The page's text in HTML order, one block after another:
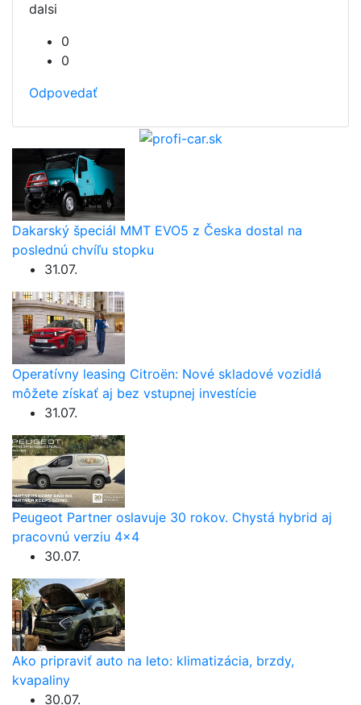
dalsi
0
0
Odpovedať
Dakarský špeciál MMT EVO5 z Česka dostal na
poslednú chvíľu stopku
31.07.
Operatívny leasing Citroën: Nové skladové vozidlá
môžete získať aj bez vstupnej investície
31.07.
Peugeot Partner oslavuje 30 rokov. Chystá hybrid aj
pracovnú verziu 4×4
30.07.
Ako pripraviť auto na leto: klimatizácia, brzdy,
kvapaliny
30.07.